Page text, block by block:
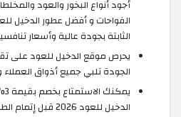
أجود أنواع البخور والعود
الفواحات و أفضل عطور الدخيل
الثابتة بجودة عالية وأسعار
يحرص موقع الدخيل للعود على
الجودة تلبي جميع أذواق
الدخيل للعود 2026 قبل إتمام الطلب.